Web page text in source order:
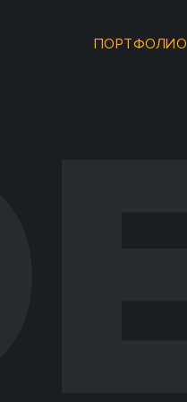
ПОРТФОЛИО